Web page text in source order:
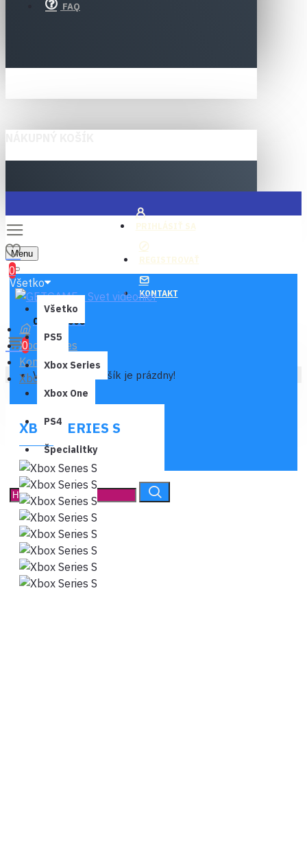
FAQ
PRIHLÁSIŤ SA
REGISTROVAŤ
KONTAKT
Menu
0
0 ks - 0,00€
0
Váš nákupný košík je prázdny!
Všetko
Všetko
PS5
Xbox Series
Xbox One
PS4
Špecialitky
Xbox Series
Konzoly
Xbox Series S
XBOX SERIES S